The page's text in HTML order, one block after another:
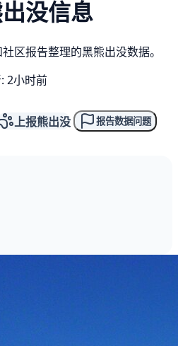
出没信息
区报告整理的黑熊出没数据。
2小时前
上报熊出没 报告数据问题